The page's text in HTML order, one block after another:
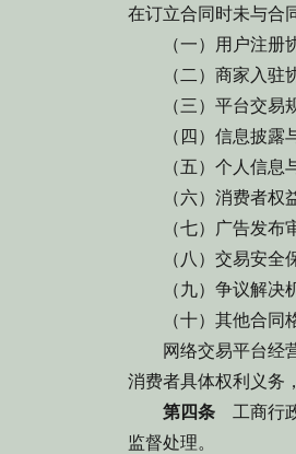
在订立合同时未与合
（一）用户注册协
（二）商家入驻协
（三）平台交易规
（四）信息披露与
（五）个人信息与
（六）消费者权益
（七）广告发布审
（八）交易安全保
（九）争议解决机
（十）其他合同格
网络交易平台经营
消费者具体权利义务
第四条 工商行
监督处理。